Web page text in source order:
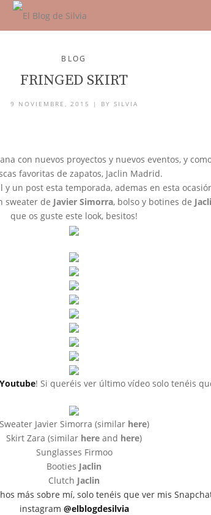
BLOG
FRINGED SKIRT
9 NOVIEMBRE, 2015 | BY SILVIA
con nuevos proyectos y nuevos eventos, y
favoritas de zapatos, Jaclin Madrid.
un post esta temporada, ademas en esta
sweater de Javier Simorra, bolso y botines de
que os guste este look, besitos!
! Si queréis ver último vídeo solo tenéis
Sweater Javier Simorra (similar here)
Skirt Zara (similar here and here)
Sunglasses Firmoo
Booties Jaclin
Clutch Jaclin
más sobre mí, solo tenéis que ver mis
instagram @elblogdesilvia